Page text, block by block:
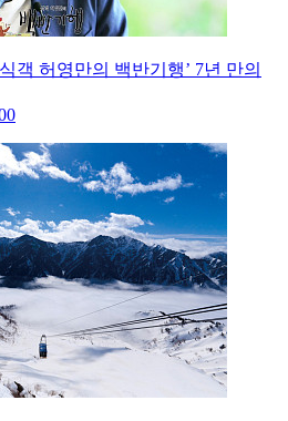
객 허영만의 백반기행’ 7년 만의